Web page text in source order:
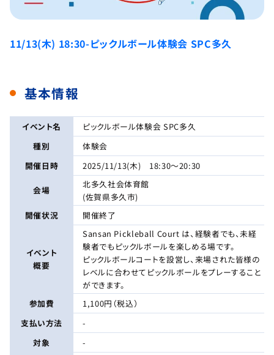
11/13(木) 18:30-ピックルボール体験会 SPC多久
基本情報
イベント名
ピックルボール体験会 SPC多久
種別
体験会
開催日時
2025/11/13(木) 18:30～20:30
会場
北多久社会体育館
(佐賀県多久市)
開催状況
開催終了
イベント
概要
Sansan Pickleball Court は、経験者でも、未経
験者でもピックルボールを楽しめる場です。
ピックルボールコートを設営し、来場された皆様の
レベルに合わせてピックルボールをプレーすること
ができます。
参加費
1,100円（税込）
支払い方法
-
対象
-